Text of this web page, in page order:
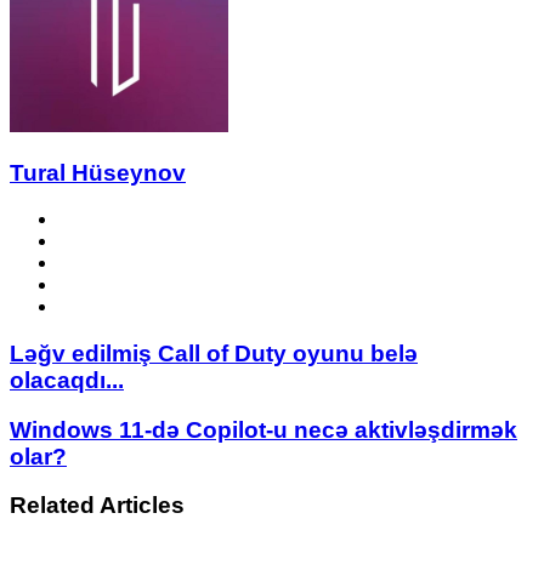
Tural Hüseynov
Ləğv
edilmiş
Call
Duty
oyunu
olacaqdı...
Ləğv edilmiş Call of Duty oyunu belə
olacaqdı...
Windows
11-
də
Copilot-
u
Windows 11-də Copilot-u necə aktivləşdirmək
olar?
Related Articles